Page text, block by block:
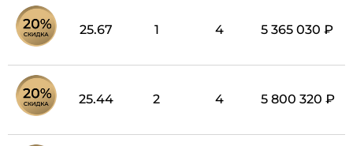
25.67 1 4 5 365 030 ₽
25.44 2 4 5 800 320 ₽